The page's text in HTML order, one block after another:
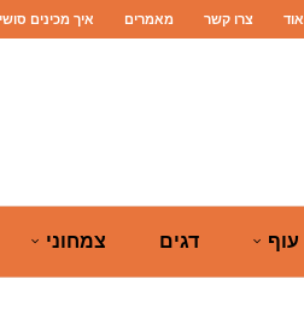
צרו קשר מאמרים איך מכינים
עוף דגים צמחוני